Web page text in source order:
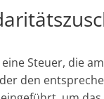
Steuer, die
den